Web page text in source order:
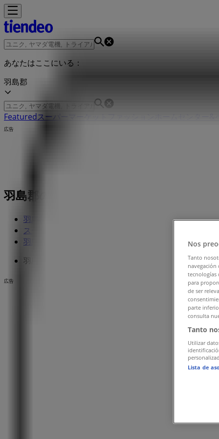
あなたはここにいる：
羽島郡
Featuredスーパーマーケット
広告
羽島郡のコノミヤ店舗：営業時間、電話
羽島郡のTiendeo
スーパーマーケットの羽島郡チラシ
羽島郡のコノミヤ
羽島郡のコノミヤ店舗
広告
Nos
Tanto
navegación
tecnologías
para
de ser
parte
consulta
Tanto
Utilizar
Lista de